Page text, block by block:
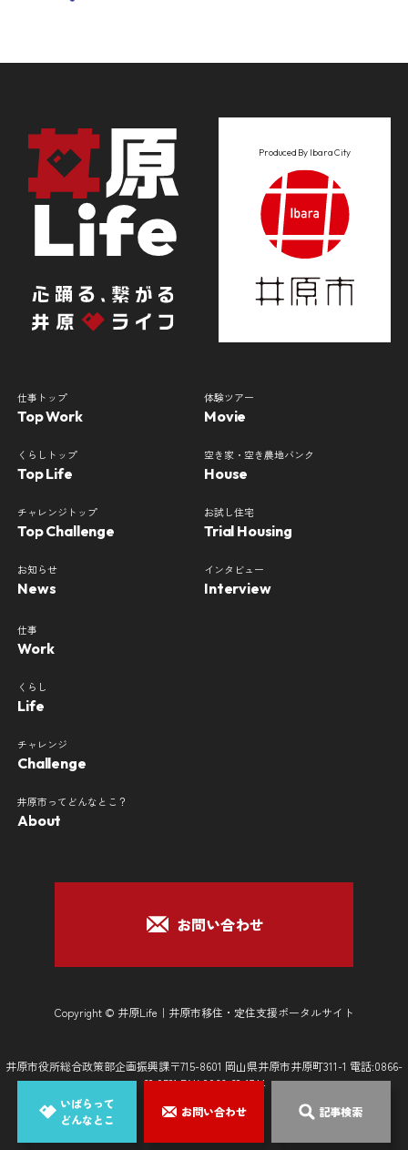
いばらって
どんなとこ
お問い合わせ 記事検索
Produced By Ibara City
仕事トップ
Top Work
くらしトップ
Top Life
チャレンジトップ
Top Challenge
お知らせ
News
仕事
Work
くらし
Life
チャレンジ
Challenge
井原市ってどんなとこ？
About
体験ツアー
Movie
空き家・空き農地バンク
House
お試し住宅
Trial Housing
インタビュー
Interview
お問い合わせ
Copyright © 井原Life｜井原市移住・定住支援ポータルサイト
井原市役所総合政策部企画振興課〒715-8601 岡山県井原市井原町311-1 電話:0866-
62-9521 FAX:0866-62-1744